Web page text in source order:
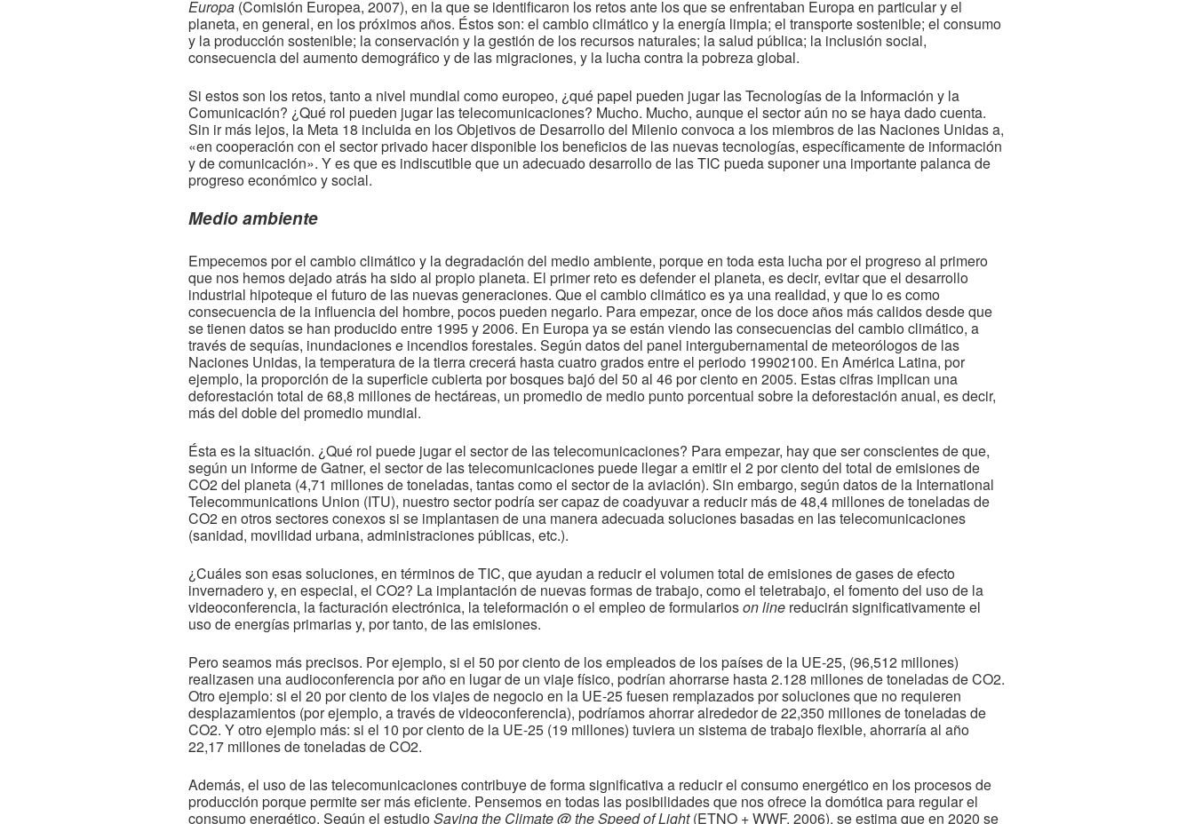
Europa (Comisión Europea, 2007), en la que se identificaron los retos ante los que se enfrentaban Europa en particular y el
planeta, en general, en los próximos años. Éstos son: el cambio climático y la energía limpia; el transporte sostenible; el consumo
y la producción sostenible; la conservación y la gestión de los recursos naturales; la salud pública; la inclusión social,
consecuencia del aumento demográfico y de las migraciones, y la lucha contra la pobreza global.
Si estos son los retos, tanto a nivel mundial como europeo, ¿qué papel pueden jugar las Tecnologías de la Información y la
Comunicación? ¿Qué rol pueden jugar las telecomunicaciones? Mucho. Mucho, aunque el sector aún no se haya dado cuenta.
Sin ir más lejos, la Meta 18 incluida en los Objetivos de Desarrollo del Milenio convoca a los miembros de las Naciones Unidas a,
«en cooperación con el sector privado hacer disponible los beneficios de las nuevas tecnologías, específicamente de información
y de comunicación». Y es que es indiscutible que un adecuado desarrollo de las TIC pueda suponer una importante palanca de
progreso económico y social.
Medio ambiente
Empecemos por el cambio climático y la degradación del medio ambiente, porque en toda esta lucha por el progreso al primero
que nos hemos dejado atrás ha sido al propio planeta. El primer reto es defender el planeta, es decir, evitar que el desarrollo
industrial hipoteque el futuro de las nuevas generaciones. Que el cambio climático es ya una realidad, y que lo es como
consecuencia de la influencia del hombre, pocos pueden negarlo. Para empezar, once de los doce años más calidos desde que
se tienen datos se han producido entre 1995 y 2006. En Europa ya se están viendo las consecuencias del cambio climático, a
través de sequías, inundaciones e incendios forestales. Según datos del panel intergubernamental de meteorólogos de las
Naciones Unidas, la temperatura de la tierra crecerá hasta cuatro grados entre el periodo 19902100. En América Latina, por
ejemplo, la proporción de la superficie cubierta por bosques bajó del 50 al 46 por ciento en 2005. Estas cifras implican una
deforestación total de 68,8 millones de hectáreas, un promedio de medio punto porcentual sobre la deforestación anual, es decir,
más del doble del promedio mundial.
Ésta es la situación. ¿Qué rol puede jugar el sector de las telecomunicaciones? Para empezar, hay que ser conscientes de que,
según un informe de Gatner, el sector de las telecomunicaciones puede llegar a emitir el 2 por ciento del total de emisiones de
CO2 del planeta (4,71 millones de toneladas, tantas como el sector de la aviación). Sin embargo, según datos de la International
Telecommunications Union (ITU), nuestro sector podría ser capaz de coadyuvar a reducir más de 48,4 millones de toneladas de
CO2 en otros sectores conexos si se implantasen de una manera adecuada soluciones basadas en las telecomunicaciones
(sanidad, movilidad urbana, administraciones públicas, etc.).
¿Cuáles son esas soluciones, en términos de TIC, que ayudan a reducir el volumen total de emisiones de gases de efecto
invernadero y, en especial, el CO2? La implantación de nuevas formas de trabajo, como el teletrabajo, el fomento del uso de la
videoconferencia, la facturación electrónica, la teleformación o el empleo de formularioson line reducirán significativamente el
uso de energías primarias y, por tanto, de las emisiones.
Pero seamos más precisos. Por ejemplo, si el 50 por ciento de los empleados de los países de la UE-25, (96,512 millones)
realizasen una audioconferencia por año en lugar de un viaje físico, podrían ahorrarse hasta 2.128 millones de toneladas de CO2.
Otro ejemplo: si el 20 por ciento de los viajes de negocio en la UE-25 fuesen remplazados por soluciones que no requieren
desplazamientos (por ejemplo, a través de videoconferencia), podríamos ahorrar alrededor de 22,350 millones de toneladas de
CO2. Y otro ejemplo más: si el 10 por ciento de la UE-25 (19 millones) tuviera un sistema de trabajo flexible, ahorraría al año
22,17 millones de toneladas de CO2.
Además, el uso de las telecomunicaciones contribuye de forma significativa a reducir el consumo energético en los procesos de
producción porque permite ser más eficiente. Pensemos en todas las posibilidades que nos ofrece la domótica para regular el
consumo energético. Según el estudioSaving the Climate @ the Speed of Light(ETNO + WWF, 2006), se estima que en 2020 se